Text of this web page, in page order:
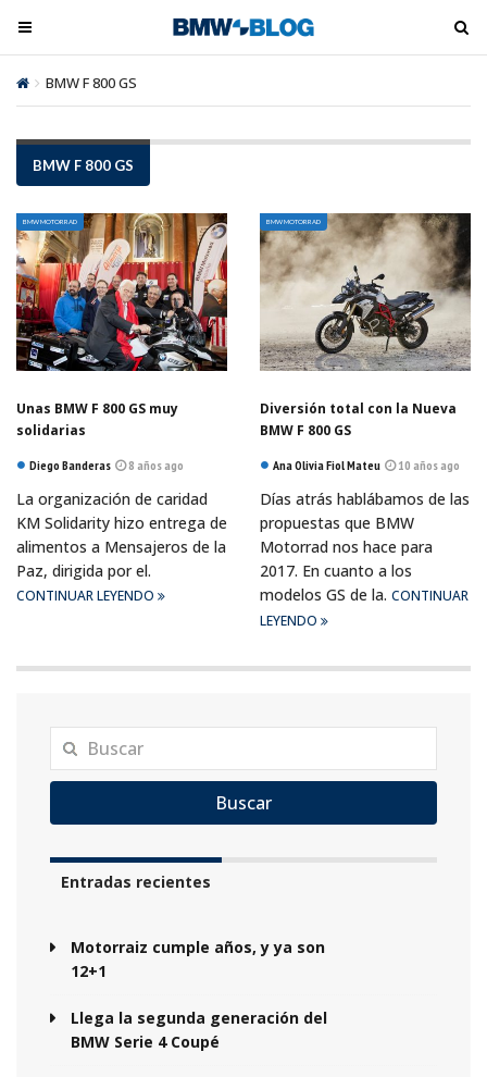
M
e
n
ú
o
g
l
e
M
e
ú
g
e
BMW F 800 GS
BMW F 800 GS
BMW MOTORRAD
Unas BMW F 800 GS muy
solidarias
Diego Banderas 8 años ago
La organización de caridad
KM Solidarity hizo entrega de
alimentos a Mensajeros de la
Paz, dirigida por el.
CONTINUAR LEYENDO
BMW MOTORRAD
Diversión total con la Nueva
BMW F 800 GS
Ana Olivia Fiol Mateu 10 años ago
Días atrás hablábamos de las
propuestas que BMW
Motorrad nos hace para
2017. En cuanto a los
modelos GS de la. CONTINUAR
LEYENDO
Buscar
Entradas recientes
Motorraiz cumple años, y ya son
12+1
Llega la segunda generación del
BMW Serie 4 Coupé